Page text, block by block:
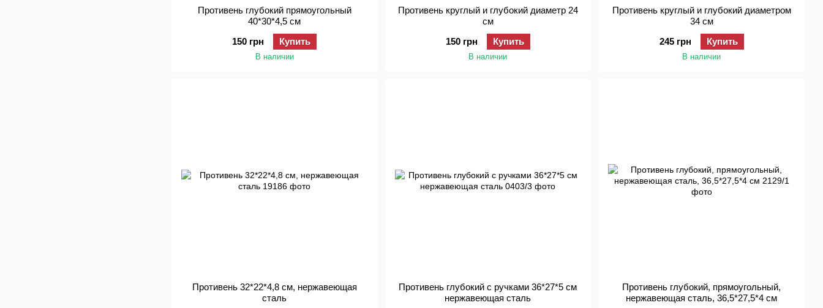
Противень глубокий прямоугольный
40*30*4,5 см
150 грн
Купить
В наличии
Противень круглый и глубокий диаметр 24
см
150 грн
Купить
В наличии
Противень круглый и глубокий диаметром
34 см
245 грн
Купить
В наличии
Противень 32*22*4,8 см, нержавеющая
сталь
Противень глубокий с ручками 36*27*5 см
нержавеющая сталь
Противень глубокий, прямоугольный,
нержавеющая сталь, 36,5*27,5*4 см